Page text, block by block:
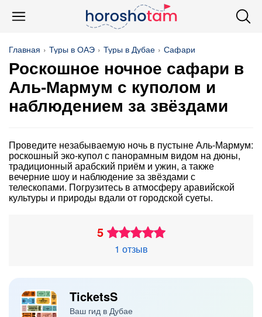
Главная Туры в ОАЭ Туры в Дубае Сафари
Роскошное ночное сафари в
Аль-Мармум с куполом и
наблюдением за звёздами
Проведите незабываемую ночь в пустыне Аль-Мармум:
роскошный эко-купол с панорамным видом на дюны,
традиционный арабский приём и ужин, а также
вечерние шоу и наблюдение за звёздами с
телескопами. Погрузитесь в атмосферу аравийской
культуры и природы вдали от городской суеты.
5
1 отзыв
TicketsS
Ваш гид в Дубае